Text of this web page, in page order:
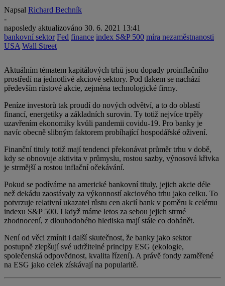
Napsal Richard Bechník
-
naposledy aktualizováno 30. 6. 2021 13:41
bankovní sektor Fed finance index S&P 500 míra nezaměstnanosti
USA Wall Street
Aktuálním tématem kapitálových trhů jsou dopady proinflačního
prostředí na jednotlivé akciové sektory. Pod tlakem se nachází
především růstové akcie, zejména technologické firmy.
Peníze investorů tak proudí do nových odvětví, a to do oblastí
financí, energetiky a základních surovin. Ty totiž nejvíce trpěly
uzavřením ekonomiky kvůli pandemii covidu-19. Pro banky je
navíc obecně slibným faktorem probíhající hospodářské oživení.
Finanční tituly totiž mají tendenci překonávat průměr trhu v době,
kdy se obnovuje aktivita v průmyslu, rostou sazby, výnosová křivka
je strmější a rostou inflační očekávání.
Pokud se podíváme na americké bankovní tituly, jejich akcie déle
než dekádu zaostávaly za výkonností akciového trhu jako celku. To
potvrzuje relativní ukazatel růstu cen akcií bank v poměru k celému
indexu S&P 500. I když máme letos za sebou jejich strmé
zhodnocení, z dlouhodobého hlediska mají stále co dohánět.
Není od věci zmínit i další skutečnost, že banky jako sektor
postupně zlepšují své udržitelné principy ESG (ekologie,
společenská odpovědnost, kvalita řízení). A právě fondy zaměřené
na ESG jako celek získávají na popularitě.